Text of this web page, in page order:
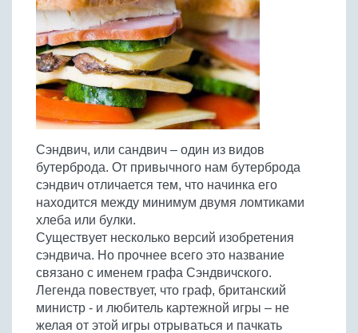
Из яиц и другие
Холодные супы
Супы-пюре
Молочные супы
Сладкие супы
Отварное мясо
Запеченное мясо
Тушеное мясо
Из мясного фарша
Из субпродуктов
Жареная рыба
Отварная и паровая
Запеченная рыба
Тушеная рыба
Из рыбного фарша
Морепродукты
Суши и роллы
Вся птица
Жареная птица
Отварная птица
Запеченная птица
Тушеная птица
Из фарша птицы
Из субпродуктов птицы
Овощи
Все овощи
Жареные овощи
Отварные овощи
Запеченные овощи
Выпечка
Вся выпечка
Торты и пирожные
Пироги и пирожки
Кексы и маффины
Печенье и булочки
Блины и оладьи
Пиццы
Кремы
Соусы
Все соусы
Соусы к мясу
Соусы к рыбе
Соусы к овощам
Другие соусы
Все напитки
Алкогольные напитки
Безалкогольные напитки
Заготовки
Все заготовки
Ягоды и фрукты
Овощи
Грибы
Другие заготовки
Десерты
Конфеты и сладости
Десерты
Ещё...
Пельмени, вареники
Макароны
Сэндвич, или сандвич – один из видов
бутерброда. От привычного нам бутерброда
сэндвич отличается тем, что начинка его
находится между минимум двумя ломтиками
хлеба или булки.
Существует несколько версий изобретения
сэндвича. Но прочнее всего это название
связано с именем графа Сэндвичского.
Легенда повествует, что граф, британский
министр - и любитель картежной игры – не
желая от этой игры отрываться и пачкать